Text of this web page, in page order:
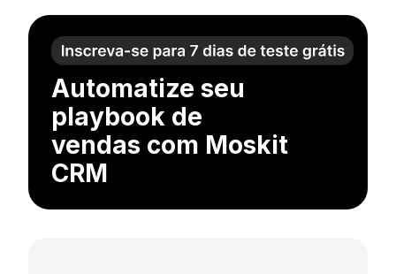
Automatize seu
playbook de
vendas com Moskit
CRM